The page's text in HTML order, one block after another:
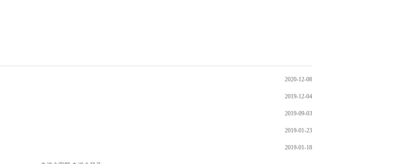
2020-12-08
2019-12-04
2019-09-03
2019-01-23
2019-01-18